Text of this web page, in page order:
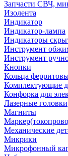
Запчасти СВЧ,
Изолента
Индикатор
Индикатор-лампа
Индикаторы
Инструмент
Инструмент
Кнопки
Кольца
Комплектующие
Конфорка для
Лазерные головки
Магниты
Механические
Микрики
Микрофонный